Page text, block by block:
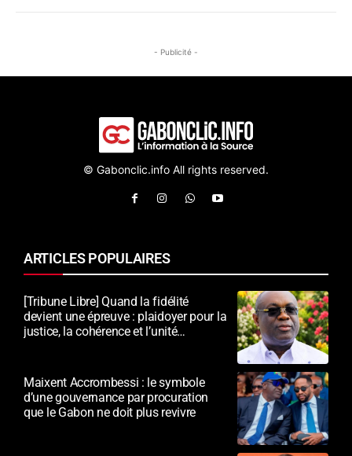
- Publicité -
© Gabonclic.info All rights reserved.
ARTICLES POPULAIRES
[Tribune Libre] Quand la fidélité
devient une épreuve : plaidoyer pour la
justice, la cohérence et l’unité
Maixent Accrombessi : le symbole
d’une gouvernance par procuration
que le Gabon ne doit plus revivre